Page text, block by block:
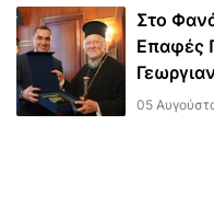
Στο
Επαφές
05